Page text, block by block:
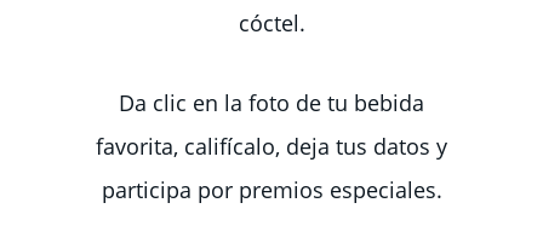
cóctel.
Da clic en la foto de tu bebida
favorita, califícalo, deja tus datos y
participa por premios especiales.